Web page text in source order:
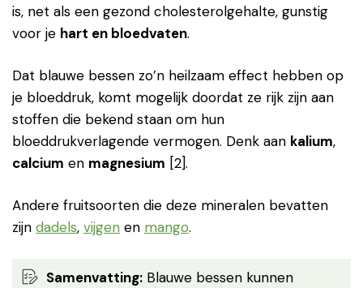
is, net als een gezond cholesterolgehalte, gunstig
voor je hart en bloedvaten.
Dat blauwe bessen zo’n heilzaam effect hebben op
je bloeddruk, komt mogelijk doordat ze rijk zijn aan
stoffen die bekend staan om hun
bloeddrukverlagende vermogen. Denk aan kalium,
calcium en magnesium [2].
Andere fruitsoorten die deze mineralen bevatten
zijn dadels, vijgen en mango.
Samenvatting: Blauwe bessen kunnen